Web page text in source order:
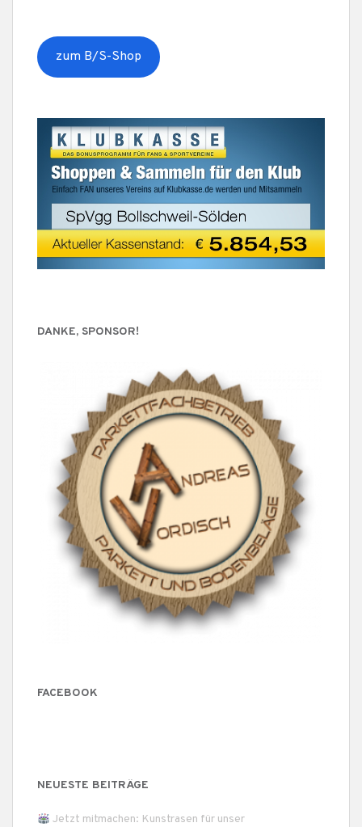
zum B/S-Shop
DANKE, SPONSOR!
FACEBOOK
NEUESTE BEITRÄGE
Jetzt mitmachen: Kunstrasen für unser